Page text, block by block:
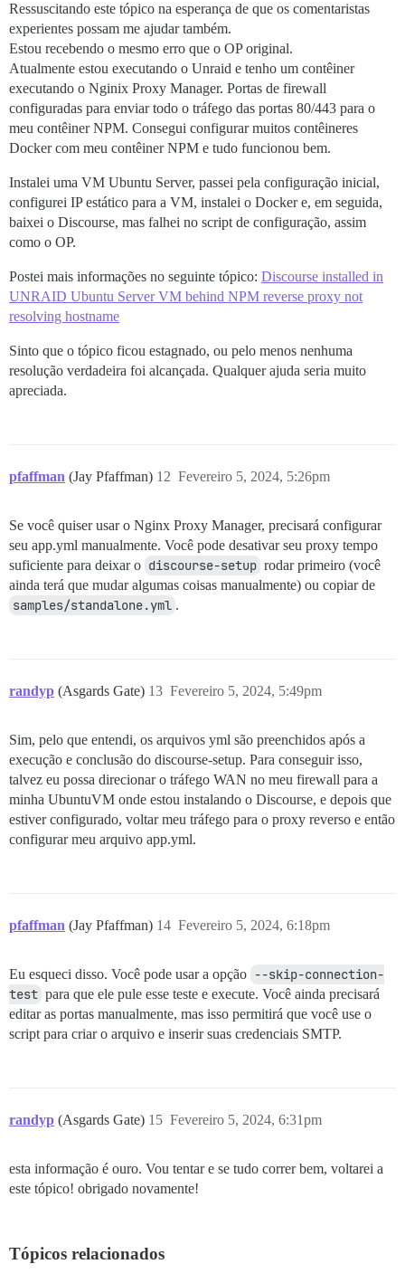
Ressuscitando este tópico na esperança de que os comentaristas
experientes possam me ajudar também.
Estou recebendo o mesmo erro que o OP original.
Atualmente estou executando o Unraid e tenho um contêiner
executando o Nginix Proxy Manager. Portas de firewall
configuradas para enviar todo o tráfego das portas 80/443 para o
meu contêiner NPM. Consegui configurar muitos contêineres
Docker com meu contêiner NPM e tudo funcionou bem.
Instalei uma VM Ubuntu Server, passei pela configuração inicial,
configurei IP estático para a VM, instalei o Docker e, em seguida,
baixei o Discourse, mas falhei no script de configuração, assim
como o OP.
Postei mais informações no seguinte tópico: Discourse installed in
UNRAID Ubuntu Server VM behind NPM reverse proxy not
resolving hostname
Sinto que o tópico ficou estagnado, ou pelo menos nenhuma
resolução verdadeira foi alcançada. Qualquer ajuda seria muito
apreciada.
pfaffman (Jay Pfaffman) Fevereiro 5, 2024, 5:26pm
12
Se você quiser usar o Nginx Proxy Manager, precisará configurar
seu app.yml manualmente. Você pode desativar seu proxy tempo
suficiente para deixar o discourse-setup rodar primeiro (você
ainda terá que mudar algumas coisas manualmente) ou copiar de
samples/standalone.yml .
randyp (Asgards Gate) Fevereiro 5, 2024, 5:49pm
13
Sim, pelo que entendi, os arquivos yml são preenchidos após a
execução e conclusão do discourse-setup. Para conseguir isso,
talvez eu possa direcionar o tráfego WAN no meu firewall para a
minha UbuntuVM onde estou instalando o Discourse, e depois que
estiver configurado, voltar meu tráfego para o proxy reverso e então
configurar meu arquivo app.yml.
pfaffman (Jay Pfaffman) Fevereiro 5, 2024, 6:18pm
14
Eu esqueci disso. Você pode usar a opção --skip-connection-
test para que ele pule esse teste e execute. Você ainda precisará
editar as portas manualmente, mas isso permitirá que você use o
script para criar o arquivo e inserir suas credenciais SMTP.
randyp (Asgards Gate) Fevereiro 5, 2024, 6:31pm
15
esta informação é ouro. Vou tentar e se tudo correr bem, voltarei a
este tópico! obrigado novamente!
Tópicos relacionados